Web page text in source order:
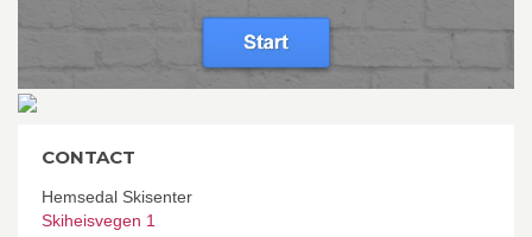
CONTACT
Hemsedal Skisenter
Skiheisvegen 1